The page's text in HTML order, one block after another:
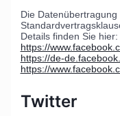
Die
Details finden Sie hier:
https://
https://de-
https://
Twitter